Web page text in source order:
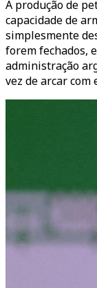
A produção de
capacidade de
simplesmente
forem fechados,
administração
vez de arcar com